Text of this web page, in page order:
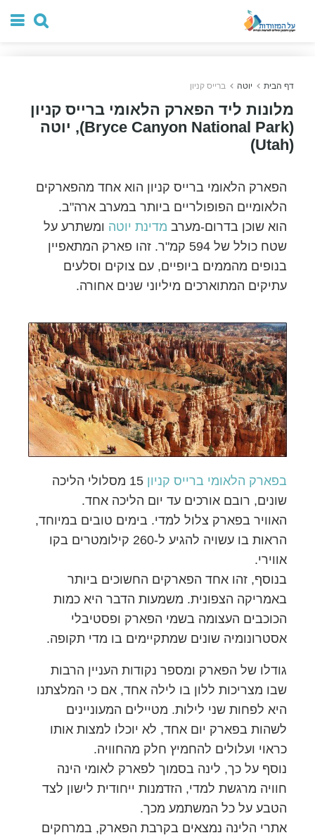
דף הבית יוטה ברייס קניון
מלונות ליד הפארק הלאומי ברייס קניון
(Bryce Canyon National Park), יוטה
(Utah)
הפארק הלאומי ברייס קניון הוא אחד מהפארקים
הלאומיים הפופולריים ביותר במערב ארה"ב.
הוא שוכן בדרום-מערב מדינת יוטה ומשתרע על
שטח כולל של 594 קמ"ר. זהו פארק המתאפיין
בנופים מהממים ביופיים, עם צוקים וסלעים
עתיקים המתוארכים מיליוני שנים אחורה.
בפארק הלאומי ברייס קניון
15 מסלולי הליכה
שונים, רובם אורכים עד יום הליכה אחד.
האוויר בפארק צלול למדי. בימים טובים במיוחד,
הראות בו עשויה להגיע ל-260 קילומטרים בקו
אווירי.
בנוסף, זהו אחד הפארקים החשוכים ביותר
באמריקה הצפונית. משמעות הדבר היא כמות
הכוכבים העצומה בשמי הפארק ופסטיבלי
אסטרונומיה שונים שמתקיימים בו מדי תקופה.
גודלו של הפארק ומספר נקודות העניין הרבות
שבו מצריכות ללון בו לילה אחד, אם כי המלצתנו
היא לפחות שני לילות. מטיילים המעוניינים
לשהות בפארק יום אחד, לא יוכלו למצות אותו
כראוי ועלולים להחמיץ חלק מהחוויה.
נוסף על כך, לינה בסמוך לפארק לאומי הינה
חוויה מרגשת למדי, הזדמנות ייחודית לישון לצד
הטבע על כל המשתמע מכך.
אתרי הלינה נמצאים בקרבת הפארק, במרחקים